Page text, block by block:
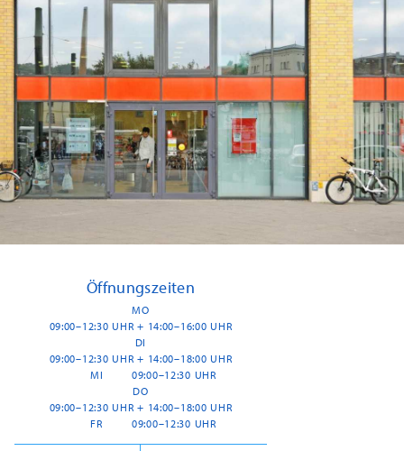
Öffnungszeiten
MO
09:00–12:30 UHR + 14:00–16:00 UHR
DI
09:00–12:30 UHR + 14:00–18:00 UHR
MI
09:00–12:30 UHR
DO
09:00–12:30 UHR + 14:00–18:00 UHR
FR
09:00–12:30 UHR